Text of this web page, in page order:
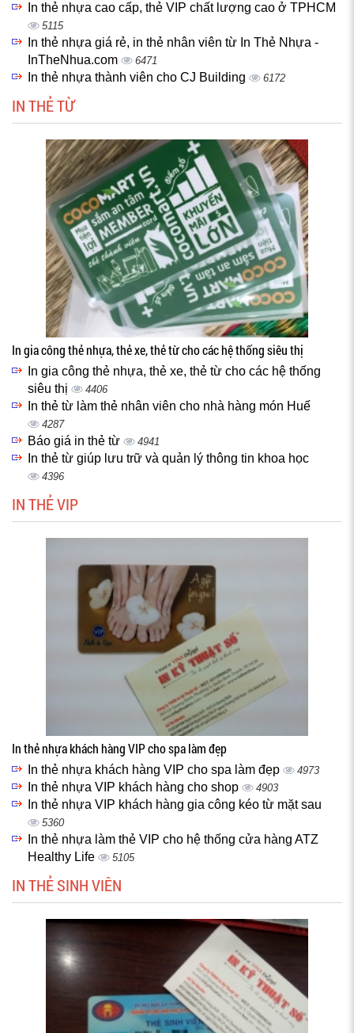
In thẻ nhựa cao cấp, thẻ VIP chất lượng cao ở TPHCM
5115
In thẻ nhựa giá rẻ, in thẻ nhân viên từ In Thẻ Nhựa -
InTheNhua.com
6471
In thẻ nhựa thành viên cho CJ Building 6172
IN THẺ TỪ
In gia công thẻ nhựa, thẻ xe, thẻ từ cho các hệ thống siêu thị
In gia công thẻ nhựa, thẻ xe, thẻ từ cho các hệ thống
siêu thị
4406
In thẻ từ làm thẻ nhân viên cho nhà hàng món Huế
4287
Báo giá in thẻ từ 4941
In thẻ từ giúp lưu trữ và quản lý thông tin khoa học
4396
IN THẺ VIP
In thẻ nhựa khách hàng VIP cho spa làm đẹp
In thẻ nhựa khách hàng VIP cho spa làm đẹp 4973
In thẻ nhựa VIP khách hàng cho shop 4903
In thẻ nhựa VIP khách hàng gia công kéo từ mặt sau
5360
In thẻ nhựa làm thẻ VIP cho hệ thống cửa hàng ATZ
Healthy Life
5105
IN THẺ SINH VIÊN